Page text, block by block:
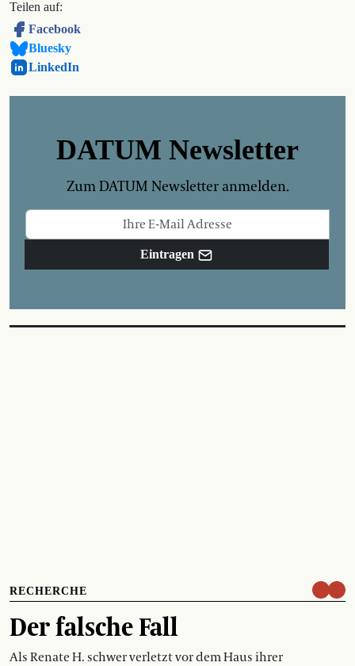
Teilen auf:
Facebook
Bluesky
LinkedIn
DATUM Newsletter
Zum DATUM Newsletter anmelden.
Eintragen
RECHERCHE
Der falsche Fall
Als Renate H. schwer verletzt vor dem Haus ihrer